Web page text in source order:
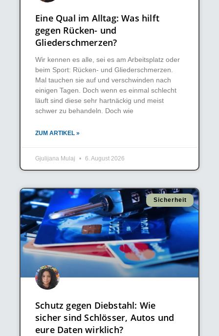
Eine Qual im Alltag: Was hilft
gegen Rücken- und
Gliederschmerzen?
Wir kennen es alle, sei es am Arbeitsplatz oder
beim Sport: Rücken- und Gliederschmerzen.
Mal tauchen sie auf und verschwinden nach
einigen Tagen. Doch wenn es einmal schlecht
läuft sind diese sehr hartnäckig und meist
schwer zu behandeln. Doch wie
ZUM ARTIKEL »
Gjulijana Mulaj 6. August 2026
Sicherheit
Schutz gegen Diebstahl: Wie
sicher sind Schlösser, Autos und
eure Daten wirklich?